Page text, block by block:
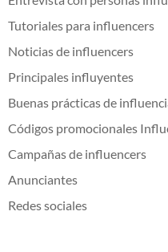
Tutoriales para influencers
Noticias de influencers
Principales influyentes
Buenas prácticas de
Códigos promocionales
Campañas de influencers
Anunciantes
Redes sociales